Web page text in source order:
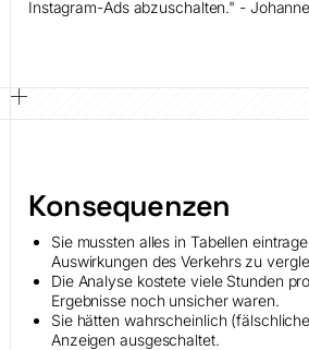
Instagram-Ads abzuschalten." -
Konsequenzen
Sie mussten alles in Tabellen
Auswirkungen des Verkehrs zu
Die Analyse kostete viele Stunden
Ergebnisse noch unsicher waren.
Sie hätten wahrscheinlich
Anzeigen ausgeschaltet.